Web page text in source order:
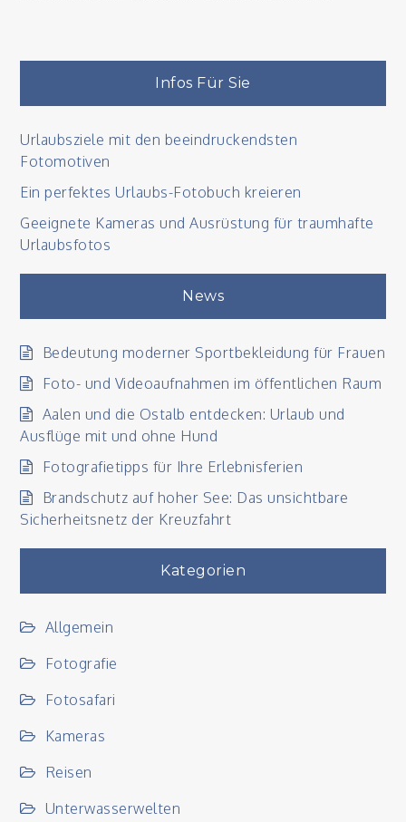
Infos Für Sie
Urlaubsziele mit den beeindruckendsten
Fotomotiven
Ein perfektes Urlaubs-Fotobuch kreieren
Geeignete Kameras und Ausrüstung für traumhafte
Urlaubsfotos
News
Bedeutung moderner Sportbekleidung für Frauen
Foto- und Videoaufnahmen im öffentlichen Raum
Aalen und die Ostalb entdecken: Urlaub und
Ausflüge mit und ohne Hund
Fotografietipps für Ihre Erlebnisferien
Brandschutz auf hoher See: Das unsichtbare
Sicherheitsnetz der Kreuzfahrt
Kategorien
Allgemein
Fotografie
Fotosafari
Kameras
Reisen
Unterwasserwelten